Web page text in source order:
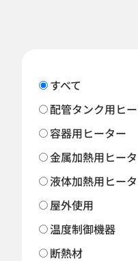
すべて
配管タンク用ヒ
容器用ヒーター
金属加熱用ヒー
液体加熱用ヒー
屋外使用
温度制御機器
断熱材